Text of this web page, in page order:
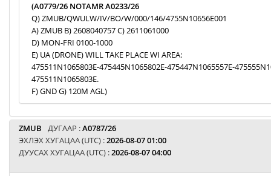
(A0779/26 NOTAMR A0233/26
Q) ZMUB/QWULW/IV/BO/W/000/146/4755N10656E001
A) ZMUB B) 2608040757 C) 2611061000
D) MON-FRI 0100-1000
E) UA (DRONE) WILL TAKE PLACE WI AREA:
475511N1065803E-475445N1065802E-475447N1065557E-
475511N1065803E.
F) GND G) 120M AGL)
ZMUB ДУГААР :A0787/26
ЭХЛЭХ ХУГАЦАА (UTC) :2026-08-07 01:00
ДУУСАХ ХУГАЦАА (UTC) :2026-08-07 04:00